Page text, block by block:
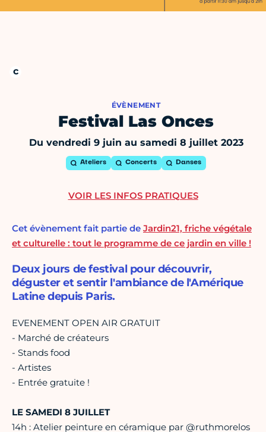
ÉVÈNEMENT
Festival Las Onces
Du vendredi 9 juin au samedi 8 juillet 2023
Ateliers Concerts Danses
Cet évènement fait partie de Jardin21, friche végétale
et culturelle : tout le programme de ce jardin en ville !
Deux jours de festival pour découvrir,
déguster et sentir l'ambiance de l'Amérique
Latine depuis Paris.
EVENEMENT OPEN AIR GRATUIT
- Marché de créateurs
- Stands food
- Artistes
- Entrée gratuite !
LE SAMEDI 8 JUILLET
14h : Atelier peinture en céramique par @ruthmorelos
VOIR LES INFOS PRATIQUES